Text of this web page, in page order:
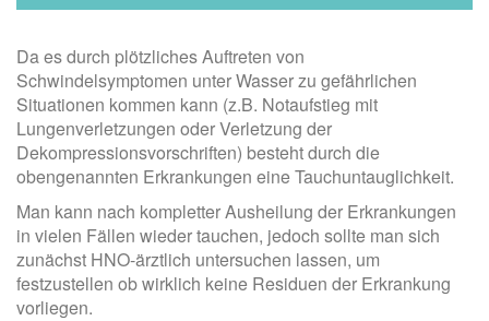
Da es durch plötzliches Auftreten von
Schwindelsymptomen unter Wasser zu gefährlichen
Situationen kommen kann (z.B. Notaufstieg mit
Lungenverletzungen oder Verletzung der
Dekompressionsvorschriften) besteht durch die
obengenannten Erkrankungen eine Tauchuntauglichkeit.
Man kann nach kompletter Ausheilung der Erkrankungen
in vielen Fällen wieder tauchen, jedoch sollte man sich
zunächst HNO-ärztlich untersuchen lassen, um
festzustellen ob wirklich keine Residuen der Erkrankung
vorliegen.